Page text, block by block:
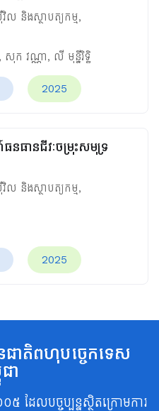
និងស្ថាបត្យកម្ម,
, សុក វណ្ណា, លី មុន្នីរិទ្ធិ
2025
ធានជីវៈចម្រុះសមុទ្រ
និងស្ថាបត្យកម្ម,
2025
ជាតិពហុបច្ចេកទេស
ា
៥ ដែលបច្ចុប្បន្នស្ថិតក្រោមការ